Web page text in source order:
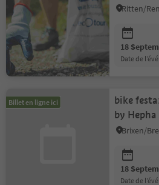
18
date de
Billet en ligne ici
bike
by
18
date de